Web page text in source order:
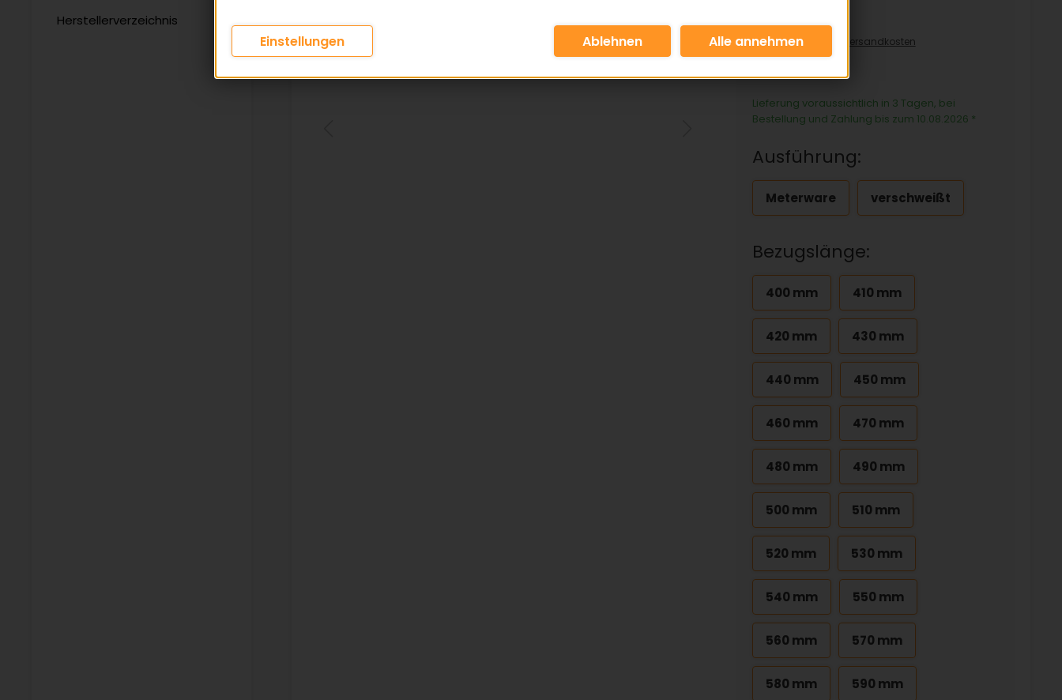
Herstellerverzeichnis
inkl. 19% MwSt zzgl.
Versandkosten
51,10€/pro Stück
Lieferung voraussichtlich in 3 Tagen, bei
Bestellung und Zahlung bis zum 10.08.2026 *
Ausführung:
Meterware verschweißt
Bezugslänge:
400 mm 410 mm
420 mm 430 mm
440 mm 450 mm
460 mm 470 mm
480 mm 490 mm
500 mm 510 mm
520 mm 530 mm
540 mm 550 mm
560 mm 570 mm
580 mm 590 mm
Einstellungen